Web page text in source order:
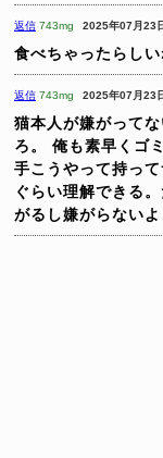
返信 743mg 2025年07月23
食べちゃったらしい
返信 743mg 2025年07月23
猫本人が嫌がって
ろ。
俺も素早くゴ
手こうやって持っ
ぐらい理解できる
がるし嫌がらない